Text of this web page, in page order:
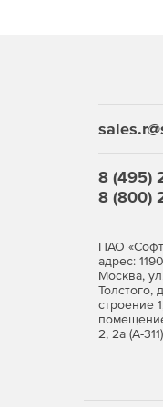
8 (495)
8 (800)
ПАО
адрес:
Москва,
Толстого,
строение
2, 2а (А-311)